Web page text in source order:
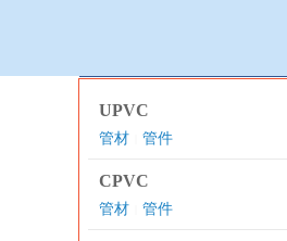
UPVC
管材 管件
CPVC
管材 管件